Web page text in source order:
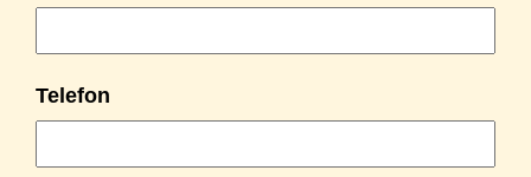
Telefon